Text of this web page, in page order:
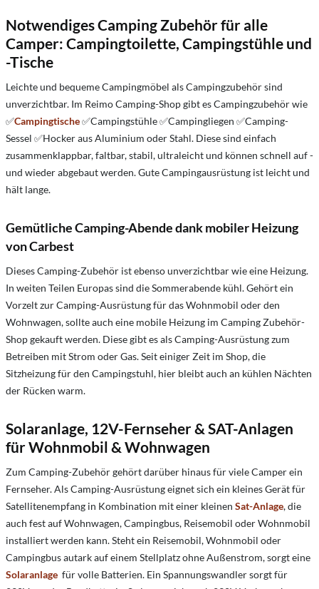
Notwendiges Camping Zubehör für alle
Camper: Campingtoilette, Campingstühle und
-Tische
Leichte und bequeme Campingmöbel als Campingzubehör sind
unverzichtbar. Im Reimo Camping-Shop gibt es Campingzubehör wie
✅Campingtische✅Campingstühle ✅Campingliegen ✅Camping-
Sessel ✅Hocker aus Aluminium oder Stahl. Diese sind einfach
zusammenklappbar, faltbar, stabil, ultraleicht und können schnell auf -
und wieder abgebaut werden. Gute Campingausrüstung ist leicht und
hält lange.
Gemütliche Camping-Abende dank mobiler Heizung
von Carbest
Dieses Camping-Zubehör ist ebenso unverzichtbar wie eine Heizung.
In weiten Teilen Europas sind die Sommerabende kühl. Gehört ein
Vorzelt zur Camping-Ausrüstung für das Wohnmobil oder den
Wohnwagen, sollte auch eine mobile Heizung im Camping Zubehör-
Shop gekauft werden. Diese gibt es als Camping-Ausrüstung zum
Betreiben mit Strom oder Gas. Seit einiger Zeit im Shop, die
Sitzheizung für den Campingstuhl, hier bleibt auch an kühlen Nächten
der Rücken warm.
Solaranlage, 12V-Fernseher & SAT-Anlagen
für Wohnmobil & Wohnwagen
Zum Camping-Zubehör gehört darüber hinaus für viele Camper ein
Fernseher. Als Camping-Ausrüstung eignet sich ein kleines Gerät für
Satellitenempfang in Kombination mit einer kleinen Sat-Anlage, die
auch fest auf Wohnwagen, Campingbus, Reisemobil oder Wohnmobil
installiert werden kann. Steht ein Reisemobil, Wohnmobil oder
Campingbus autark auf einem Stellplatz ohne Außenstrom, sorgt eine
Solaranlage für volle Batterien. Ein Spannungswandler sorgt für